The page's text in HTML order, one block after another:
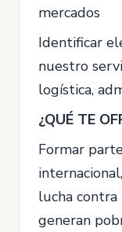
mercados
Identificar
nuestro
logística,
¿QUÉ TE
Formar
lucha
generan